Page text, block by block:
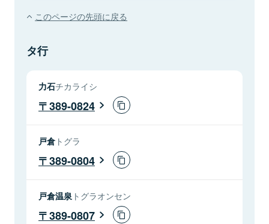
このページの先頭に戻る
タ行
力石チカライシ
389-0824
戸倉トグラ
389-0804
戸倉温泉 トグラオンセン
389-0807